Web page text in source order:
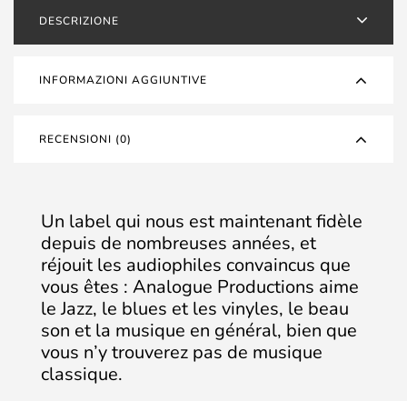
DESCRIZIONE
INFORMAZIONI AGGIUNTIVE
RECENSIONI (0)
Un label qui nous est maintenant fidèle
depuis de nombreuses années, et
réjouit les audiophiles convaincus que
vous êtes : Analogue Productions aime
le Jazz, le blues et les vinyles, le beau
son et la musique en général, bien que
vous n’y trouverez pas de musique
classique.